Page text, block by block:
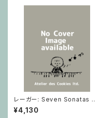
レーガー: Seven Sonatas o
p. 91 Heft 2 / ヴァイオリン
¥4,130